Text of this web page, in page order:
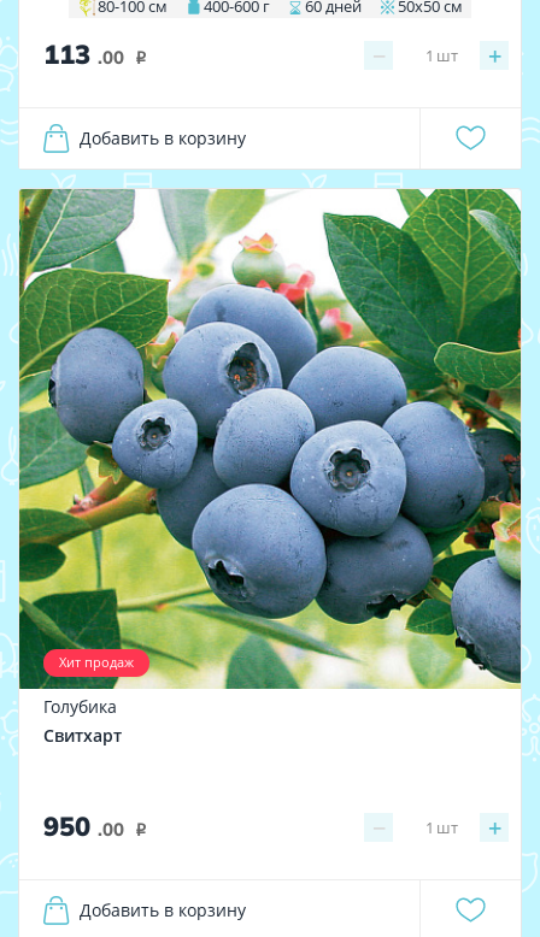
80-100 см 400-600 г 60 дней 50х50 см
113 .00 i − +
1 шт
Добавить в корзину
Хит продаж
Голубика
Свитхарт
950 .00 i − +
1 шт
Добавить в корзину